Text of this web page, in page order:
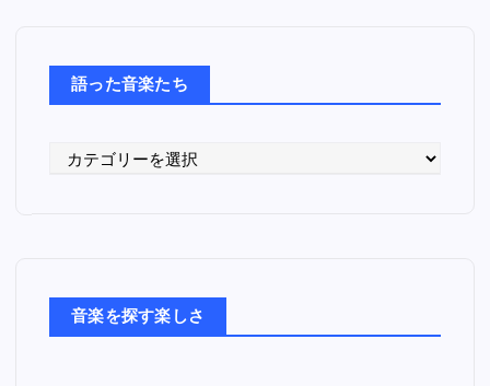
語った音楽たち
た
音楽を探す楽しさ